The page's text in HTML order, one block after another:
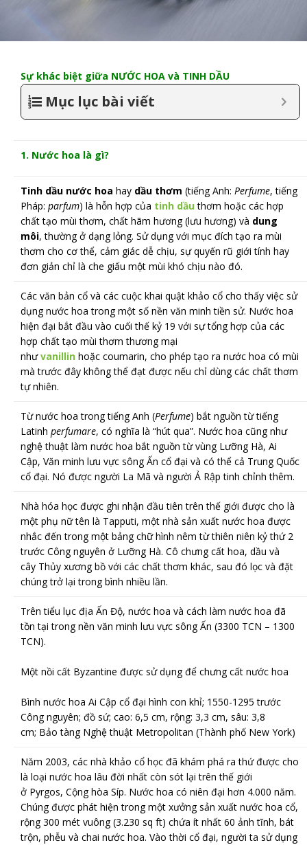
Sự khác biệt giữa NƯỚC HOA và TINH DẦU
Mục lục bài viết
1. Nước hoa là gì?
Tinh dầu nước hoa hay dầu thơm (tiếng Anh: Perfume, tiếng
Pháp: parfum) là hỗn hợp của tinh dầu thơm hoặc các hợp
chất tạo mùi thơm, chất hãm hương (lưu hương) và dung
môi, thường ở dạng lỏng. Sử dụng với mục đích tạo ra mùi
thơm cho cơ thể, cảm giác dễ chịu, sự quyến rũ giới tính hay
đơn giản chỉ là che giấu một mùi khó chịu nào đó.
Các văn bản cổ và các cuộc khai quật khảo cổ cho thấy việc sử
dụng nước hoa trong một số nền văn minh tiền sử. Nước hoa
hiện đại bắt đầu vào cuối thế kỷ 19 với sự tổng hợp của các
hợp chất tạo mùi thơm thương mại
như vanillin hoặc coumarin, cho phép tạo ra nước hoa có mùi
mà trước đây không thể đạt được nếu chỉ dùng các chất thơm
tự nhiên.
Từ nước hoa trong tiếng Anh (Perfume) bắt nguồn từ tiếng
Latinh perfumare, có nghĩa là “hút qua”. Nước hoa cũng như
nghệ thuật làm nước hoa bắt nguồn từ vùng Lưỡng Hà, Ai
Cập, Văn minh lưu vực sông Ấn cổ đại và có thể cả Trung Quốc
cổ đại. Nó được người La Mã và người Ả Rập tinh chỉnh thêm.
Nhà hóa học được ghi nhận đầu tiên trên thế giới được cho là
một phụ nữ tên là Tapputi, một nhà sản xuất nước hoa được
nhắc đến trong một bảng chữ hình nêm từ thiên niên kỷ thứ 2
trước Công nguyên ở Lưỡng Hà. Cô chưng cất hoa, dầu và
cây Thủy xương bồ với các chất thơm khác, sau đó lọc và đặt
chúng trở lại trong bình nhiều lần.
Trên tiểu lục địa Ấn Độ, nước hoa và cách làm nước hoa đã
tồn tại trong nền văn minh lưu vực sông Ấn (3300 TCN – 1300
TCN).
Một nồi cất Byzantine được sử dụng để chưng cất nước hoa
Bình nước hoa Ai Cập cổ đại hình con khỉ; 1550-1295 trước
Công nguyên; đồ sứ; cao: 6,5 cm, rộng: 3,3 cm, sâu: 3,8
cm; Bảo tàng Nghệ thuật Metropolitan (Thành phố New York)
Năm 2003, các nhà khảo cổ học đã khám phá ra thứ được cho
là loại nước hoa lâu đời nhất còn sót lại trên thế giới
ở Pyrgos, Cộng hòa Síp. Nước hoa có niên đại hơn 4.000 năm.
Chúng được phát hiện trong một xưởng sản xuất nước hoa cổ,
rộng 300 mét vuông (3.230 sq ft) chứa ít nhất 60 ảnh tĩnh, bát
trộn, phễu và chai nước hoa. Vào thời cổ đại, người ta sử dụng